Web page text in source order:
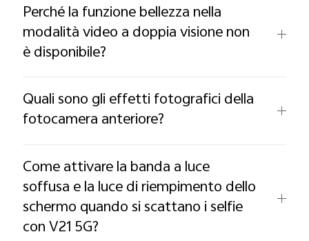
Perché la funzione bellezza nella
modalità video a doppia visione non
è disponibile?
Quali sono gli effetti fotografici della
fotocamera anteriore?
Come attivare la banda a luce
soffusa e la luce di riempimento dello
schermo quando si scattano i selfie
con V21 5G?